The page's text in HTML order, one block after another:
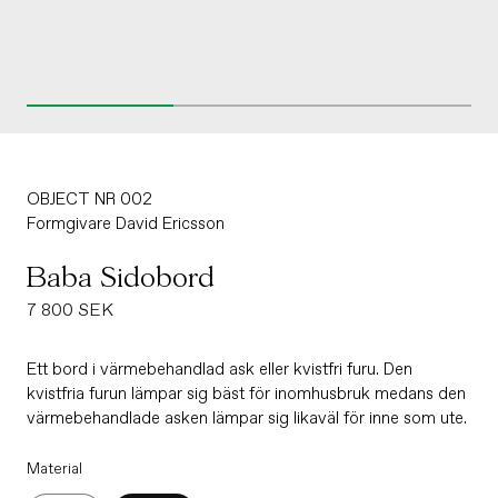
OBJECT NR 002
Formgivare David Ericsson
Baba Sidobord
Ordinarie
7 800 SEK
Ett bord i värmebehandlad ask eller kvistfri furu. Den
kvistfria furun lämpar sig bäst för inomhusbruk medans den
värmebehandlade asken lämpar sig likaväl för inne som ute.
Material